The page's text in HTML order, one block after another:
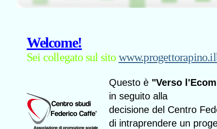
Welcome!
Sei collegato sul sito
Questo è "Verso
in seguito alla
decisione del Centro
di intraprendere un